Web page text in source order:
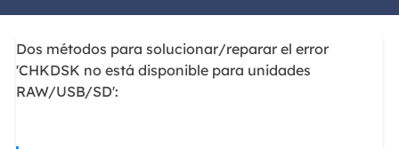
Dos métodos para solucionar/reparar el error
'CHKDSK no está disponible para unidades
RAW/USB/SD':